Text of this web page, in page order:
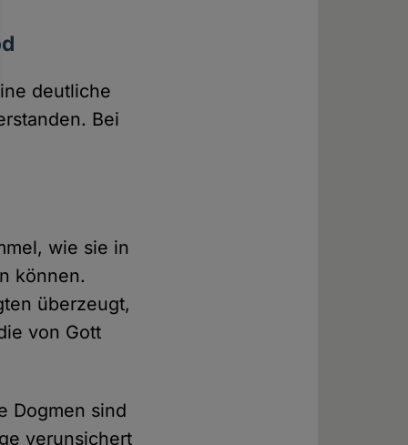
deutliche
Bei
wie sie in
können.
überzeugt,
von Gott
Dogmen sind
verunsichert